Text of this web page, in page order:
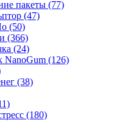
пакеты (77)
(47)
(50)
(366)
(24)
NanoGum (126)
(38)
(180)